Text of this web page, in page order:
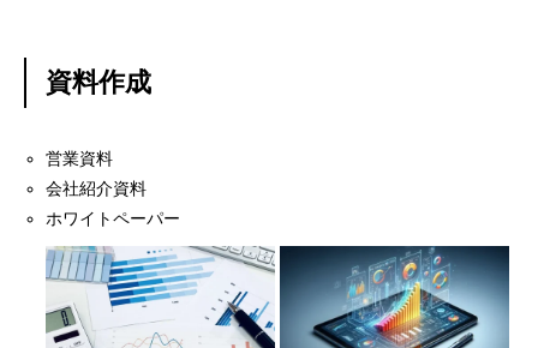
資料作成
営業資料
会社紹介資料
ホワイトペーパー